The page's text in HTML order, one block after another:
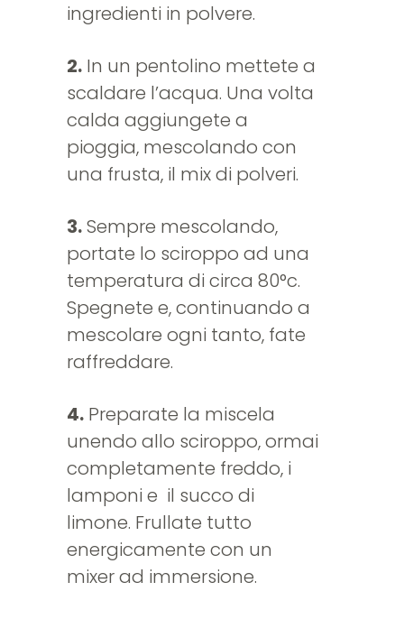
ingredienti in polvere.
2. In un pentolino mettete a
scaldare l’acqua. Una volta
calda aggiungete a
pioggia, mescolando con
una frusta, il mix di polveri.
3.Sempre mescolando,
portate lo sciroppo ad una
temperatura di circa 80°c.
Spegnete e, continuando a
mescolare ogni tanto, fate
raffreddare.
4. Preparate la miscela
unendo allo sciroppo, ormai
completamente freddo, i
lamponi e il succo di
limone. Frullate tutto
energicamente con un
mixer ad immersione.